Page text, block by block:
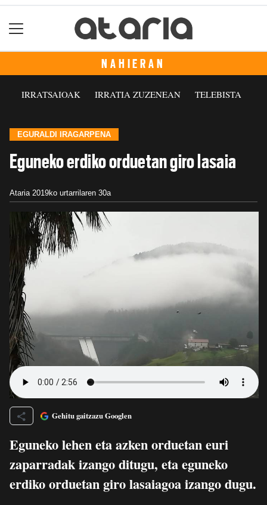
NAHIERAN
IRRATSAIOAK IRRATIA ZUZENEAN TELEBISTA
EGURALDI IRAGARPENA
Eguneko erdiko orduetan giro lasaia
Ataria 2019ko urtarrilaren 30a
Gehitu gaitzazu Googlen
Eguneko lehen eta azken orduetan euri
zaparradak izango ditugu, eta eguneko
erdiko orduetan giro lasaiagoa izango dugu.